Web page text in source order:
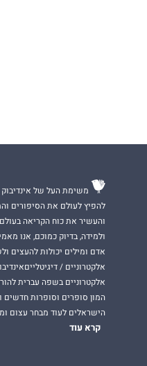
משימת העל של
להפיץ לעולם את הסיפורים
והעשיר את כוח הקריאה
ולמידה, בדיוק כמוכם, אנו
אדם ומילים יכולות להעצים
אלקטרוניים /
אלקטרוניים בשפה עברית
המון סופרים וסופרות
הישראלים לעוד מבחר עצום
קרא עוד